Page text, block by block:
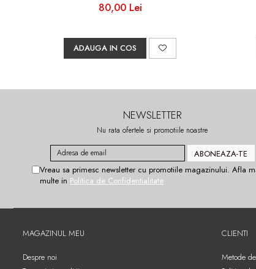
80,00 Lei
ADAUGA IN COS
NEWSLETTER
Nu rata ofertele si promotiile noastre
Vreau sa primesc newsletter cu promotiile magazinului. Afla
multe in Politica de Confidentialitate
MAGAZINUL MEU
Despre noi
CLIENTI
Metode